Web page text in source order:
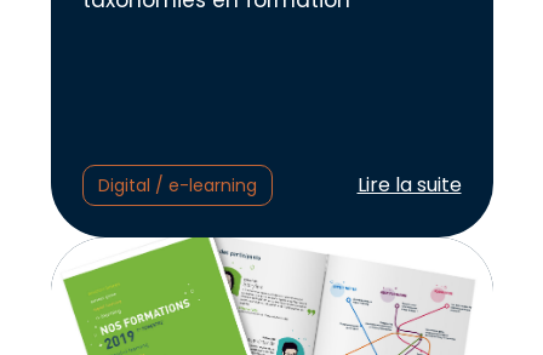
Digital / e-learning Lire l'article :
Lire la suite